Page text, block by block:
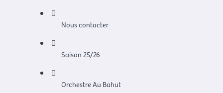
Nous contacter
Saison 25/26
Orchestre Au Bahut